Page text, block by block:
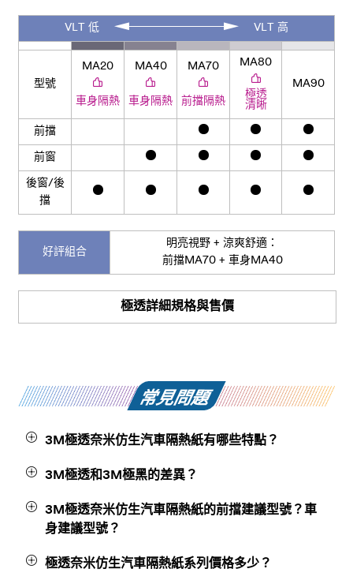
VLT 低 VLT 高
型號
MA20
車身 隔熱
MA40
車身 隔熱
MA70
前擋隔熱
MA80
極透
清晰
MA90
前擋
前窗
後窗/後
擋
好評組合
明亮視野 + 涼爽舒適：
前擋MA70 + 車身MA40
極透詳細規格與售價
常見問題
3M極透奈米仿生汽車隔熱紙有哪些特點？
奈米仿生科技，源自南美大閃蝶以自然為師的啟
線熱能層層反射，最高阻隔99%紅外線，但同時
保留可見光，讓極透奈米仿生汽車隔熱紙能做到
最炎熱時，總隔熱率再達最高18%的強化。隔熱
3M極透和3M極黑的差異？
3M極透和3M極黑都是高隔熱的非金屬汽車隔熱
紙，都不會干擾電子訊號，能保持通訊順暢。
極透應用奈米仿生技術與斜射隔熱增強技術，
3M極透奈米仿生汽車隔熱紙的前擋建議型號？車
身建議型號？
3M極透提供多款高透光度的選擇，包括MA70、
極透奈米仿生汽車隔熱紙系列價格多少？